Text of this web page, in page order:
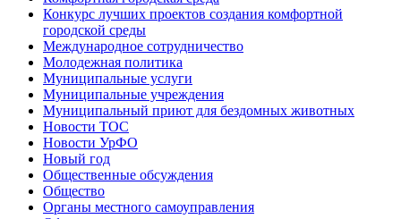
Конкурс лучших проектов создания комфортной
городской среды
Международное сотрудничество
Молодежная политика
Муниципальные услуги
Муниципальные учреждения
Муниципальный приют для бездомных животных
Новости ТОС
Новости УрФО
Новый год
Общественные обсуждения
Общество
Органы местного самоуправления